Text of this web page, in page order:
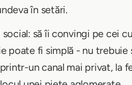
în setări.
să îi convingi pe cei
poate fi simplă - nu
un canal mai privat, la